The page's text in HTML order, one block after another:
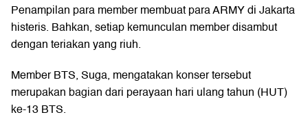
Penampilan para member membuat para ARMY di Jakarta
histeris. Bahkan, setiap kemunculan member disambut
dengan teriakan yang riuh.
Member BTS, Suga, mengatakan konser tersebut
merupakan bagian dari perayaan hari ulang tahun (HUT)
ke-13 BTS.